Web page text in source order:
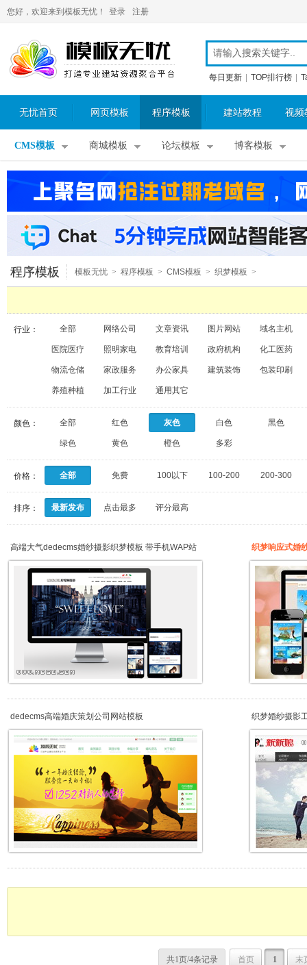
您好，欢迎来到模板无忧！ 登录 注册
每日更新 TOP排行榜
无忧首页 网页模板 程序模板 建站教程 视频
CMS模板 商城模板 论坛模板 博客模板
程序模板 模板无忧 > 程序模板 > CMS模板 > 织梦模板 >
行业： 全部 网络公司 文章资讯 图片网站 域名主机
医院医疗 照明家电 教育培训 政府机构 化工医药
物流仓储 家政服务 办公家具 建筑装饰 包装印刷
养殖种植 加工行业 通用其它
颜色： 全部 红色 灰色 白色 黑色
绿色 黄色 橙色 多彩
价格： 全部 免费 100以下 100-200 200-300
排序： 最新发布 点击最多 评分最高
高端大气dedecms婚纱摄影织梦模板 带手机WAP站
同步PC站数据
织梦响应式婚
dedecms高端婚庆策划公司网站模板 织梦婚纱摄影
共1页/4条记录 首页 1 末